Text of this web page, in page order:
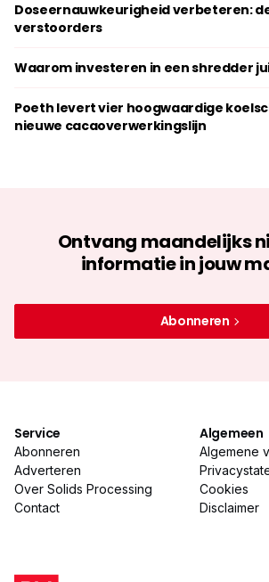
Doseernauwkeurigheid verbeteren:
verstoorders
Waarom investeren in een shredder
Poeth levert vier hoogwaardige
nieuwe cacaoverwerkingslijn
Ontvang maandelijks
informatie in jouw
Abonneren
Service
Abonneren
Adverteren
Over Solids Processing
Contact
Algemeen
Algemene
Cookies
Disclaimer